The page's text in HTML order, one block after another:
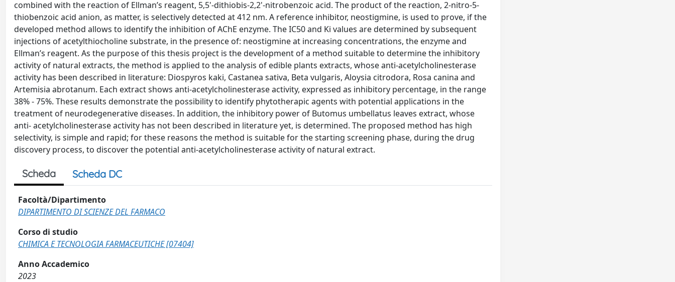
combined with the reaction of Ellman’s reagent, 5,5'-dithiobis-2,2'-nitrobenzoic acid. The product of the reaction, 2-nitro-5-
thiobenzoic acid anion, as matter, is selectively detected at 412 nm. A reference inhibitor, neostigmine, is used to prove, if the
developed method allows to identify the inhibition of AChE enzyme. The IC50 and Ki values are determined by subsequent
injections of acetylthiocholine substrate, in the presence of: neostigmine at increasing concentrations, the enzyme and
Ellman’s reagent. As the purpose of this thesis project is the development of a method suitable to determine the inhibitory
activity of natural extracts, the method is applied to the analysis of edible plants extracts, whose anti-acetylcholinesterase
activity has been described in literature: Diospyros kaki, Castanea sativa, Beta vulgaris, Aloysia citrodora, Rosa canina and
Artemisia abrotanum. Each extract shows anti-acetylcholinesterase activity, expressed as inhibitory percentage, in the range
38% - 75%. These results demonstrate the possibility to identify phytotherapic agents with potential applications in the
treatment of neurodegenerative diseases. In addition, the inhibitory power of Butomus umbellatus leaves extract, whose
anti- acetylcholinesterase activity has not been described in literature yet, is determined. The proposed method has high
selectivity, is simple and rapid; for these reasons the method is suitable for the starting screening phase, during the drug
discovery process, to discover the potential anti-acetylcholinesterase activity of natural extract.
Scheda Scheda DC
Facoltà/Dipartimento
DIPARTIMENTO DI SCIENZE DEL FARMACO
Corso di studio
CHIMICA E TECNOLOGIA FARMACEUTICHE [07404]
Anno Accademico
2023